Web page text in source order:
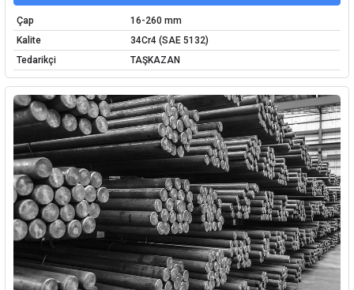
Çap
16-260 mm
Kalite
34Cr4 (SAE 5132)
Tedarikçi
TAŞKAZAN